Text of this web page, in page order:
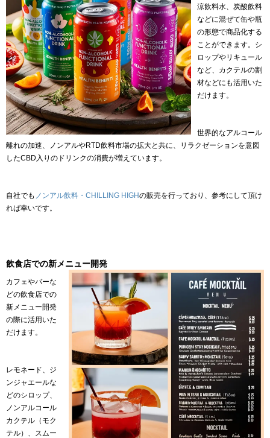
涼飲料水、炭酸飲料
などに混ぜて缶や瓶
の形態で商品化する
ことができます。シ
ロップやリキュール
など、カクテルの割
材などにも活用いた
だけます。
世界的なアルコール
離れの加速、ノンアルやRTD飲料市場の拡大と共に、リラクゼーションを意図
したCBD入りのドリンクの消費が増えています。
自社でも ノンアル飲料・CHILLING HIGHの販売を行っており、参考にして頂け
れば幸いです。
飲食店での新メニュー開発
カフェやバーな
どの飲食店での
新メニュー開発
の際に活用いた
だけます。
レモネード、ジ
ンジャエールな
どのシロップ、
ノンアルコール
カクテル（モク
テル）、スムー